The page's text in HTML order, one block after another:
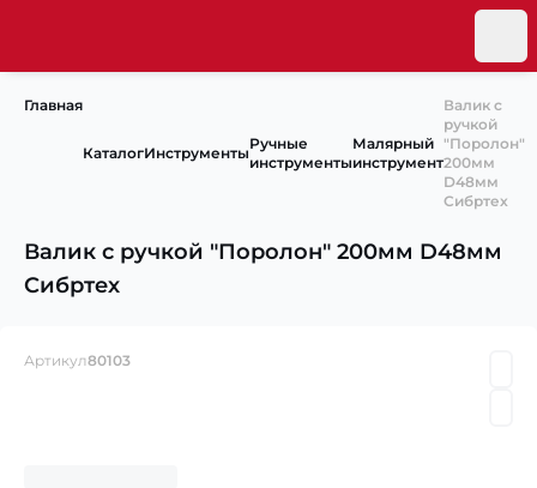
Главная
КаталогИнструменты
Ручные
инструменты
Малярный
инструмент
Валик с
ручкой
″Поролон″
200мм
D48мм
Сибртех
Валик с ручкой ″Поролон″ 200мм D48мм
Сибртех
Артикул80103